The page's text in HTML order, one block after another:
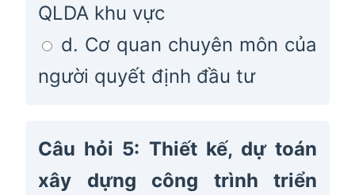
QLDA khu vực
d. Cơ quan chuyên môn của
người quyết định đầu tư
Câu hỏi 5: Thiết kế, dự toán
xây dựng công trình triển